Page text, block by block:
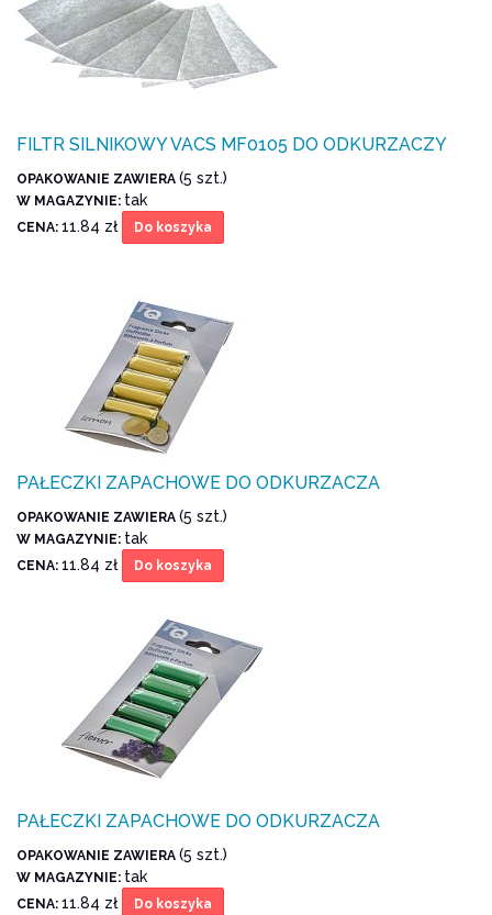
FILTR SILNIKOWY VACS MF0105 DO ODKURZACZY
OPAKOWANIE ZAWIERA (5 szt.)
W MAGAZYNIE: tak
CENA: 11.84 zł Do koszyka
PAŁECZKI ZAPACHOWE DO ODKURZACZA
OPAKOWANIE ZAWIERA (5 szt.)
W MAGAZYNIE: tak
CENA: 11.84 zł Do koszyka
PAŁECZKI ZAPACHOWE DO ODKURZACZA
OPAKOWANIE ZAWIERA (5 szt.)
W MAGAZYNIE: tak
CENA: 11.84 zł Do koszyka